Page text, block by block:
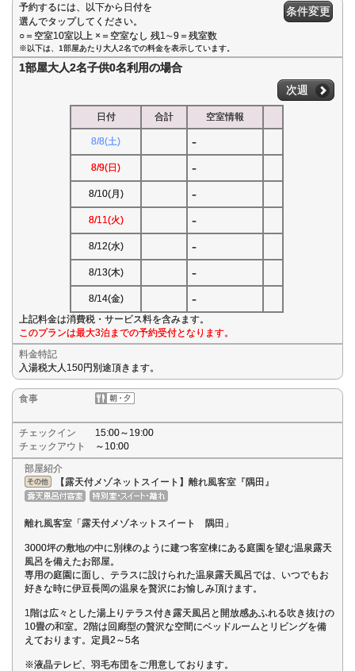
予約するには、以下から日付を
選んでタップしてください。
○＝空室10室以上 ×＝空室なし 残1∼9＝残室数
条件変更
※以下は、1部屋あたり大人2名での料金を表示しています。
1部屋大人2名子供0名利用の場合
次週
日付 合計 空室情報
8/8(土) -
8/9(日) -
8/10(月) -
8/11(火) -
8/12(水) -
8/13(木) -
8/14(金) -
上記料金は消費税・サービス料を含みます。
このプランは最大3泊までの予約受付となります。
料金特記
入湯税大人150円別途頂きます。
食事
チェックイン
15:00～19:00
チェックアウト
～10:00
部屋紹介
【露天付メゾネットスイート】離れ風客室『隅田』
離れ風客室「露天付メゾネットスイート 隅田」
3000坪の敷地の中に別棟のように建つ客室棟にある庭園を望む温泉露天
風呂を備えたお部屋。
専用の庭園に面し、テラスに設けられた温泉露天風呂では、いつでもお
好きな時に伊豆長岡の温泉を贅沢にお愉しみ頂けます。
1階は広々とした湯上りテラス付き露天風呂と開放感あふれる吹き抜けの
10畳の和室。2階は回廊型の贅沢な空間にベッドルームとリビングを備
えております。定員2～5名
※液晶テレビ、羽毛布団をご用意しております。